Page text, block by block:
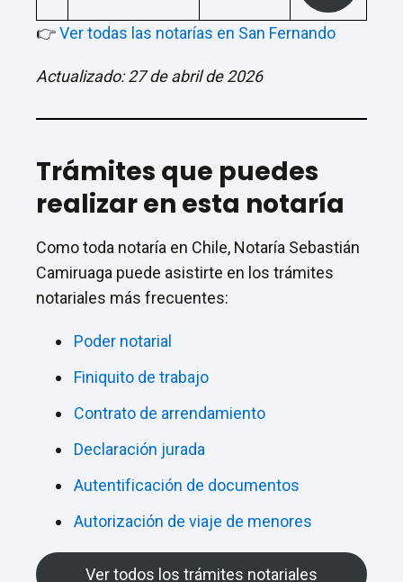
👉Ver todas las notarías en San Fernando
Actualizado: 27 de abril de 2026
Trámites que puedes
realizar en esta notaría
Como toda notaría en Chile, Notaría Sebastián
Camiruaga puede asistirte en los trámites
notariales más frecuentes:
Poder notarial
Finiquito de trabajo
Contrato de arrendamiento
Declaración jurada
Autentificación de documentos
Autorización de viaje de menores
Ver todos los trámites notariales